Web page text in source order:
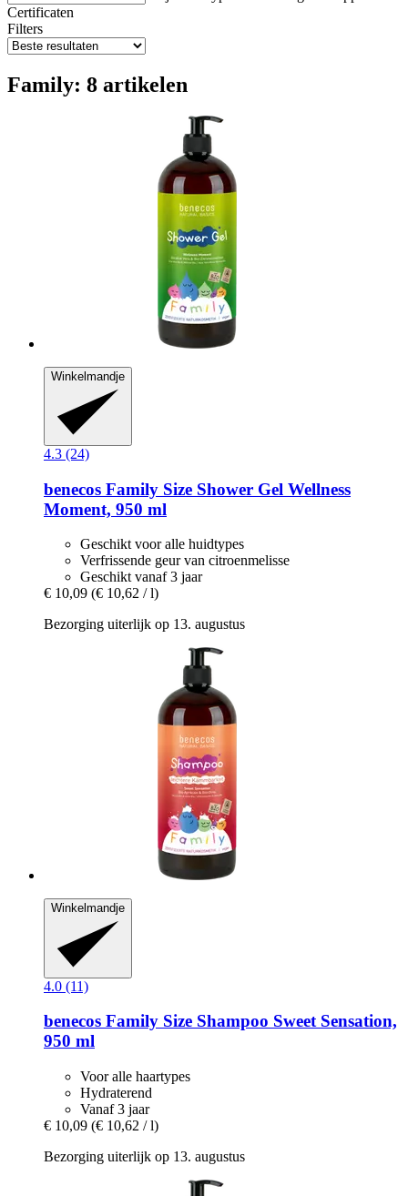
Certificaten
Filters
Family: 8 artikelen
Winkelmandje
4.3 (24)
benecos Family Size Shower Gel Wellness
Moment, 950 ml
Geschikt voor alle huidtypes
Verfrissende geur van citroenmelisse
Geschikt vanaf 3 jaar
€ 10,09 (€ 10,62 / l)
Bezorging uiterlijk op 13. augustus
Winkelmandje
4.0 (11)
benecos Family Size Shampoo Sweet Sensation,
950 ml
Voor alle haartypes
Hydraterend
Vanaf 3 jaar
€ 10,09 (€ 10,62 / l)
Bezorging uiterlijk op 13. augustus